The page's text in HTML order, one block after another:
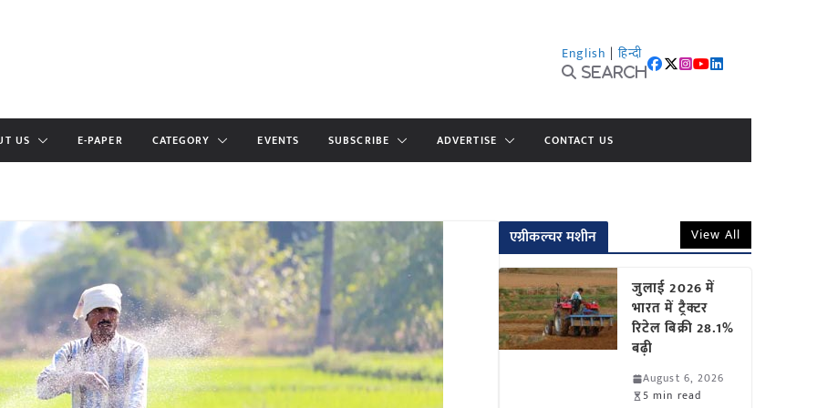
English | हिन्दी
Search
US E-PAPER CATEGORY EVENTS SUBSCRIBE ADVERTISE CONTACT US
एग्रीकल्चर मशीन View All
जुलाई 2026 में
भारत में ट्रैक्टर
रिटेल बिक्री 28.1%
बढ़ी
August 6, 2026
5 min read